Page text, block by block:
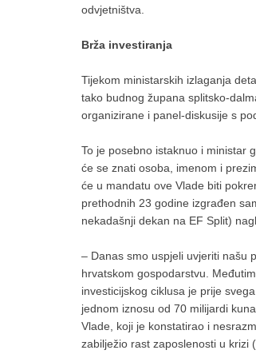
odvjetništva.
Brža investiranja
Tijekom ministarskih izlaganja
tako budnog župana splitsko-
organizirane i panel-diskusije s
To je posebno istaknuo i ministar
će se znati osoba, imenom i
će u mandatu ove Vlade biti
prethodnih 23 godine izgrađen
nekadašnji dekan na EF Split)
– Danas smo uspjeli uvjeriti našu
hrvatskom gospodarstvu.
investicijskog ciklusa je prije
jednom iznosu od 70 milijardi
Vlade, koji je konstatirao i
zabilježio rast zaposlenosti u krizi